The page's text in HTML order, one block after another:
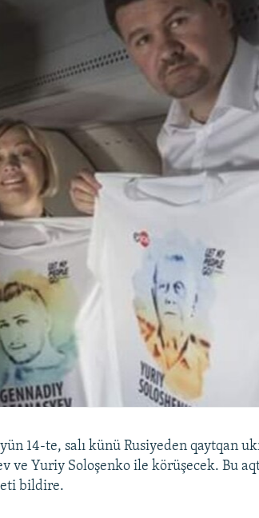
14-te, salı künü Rusiyeden qaytqan
ve Yuriy Soloşenko ile körüşecek. Bu
bildire.